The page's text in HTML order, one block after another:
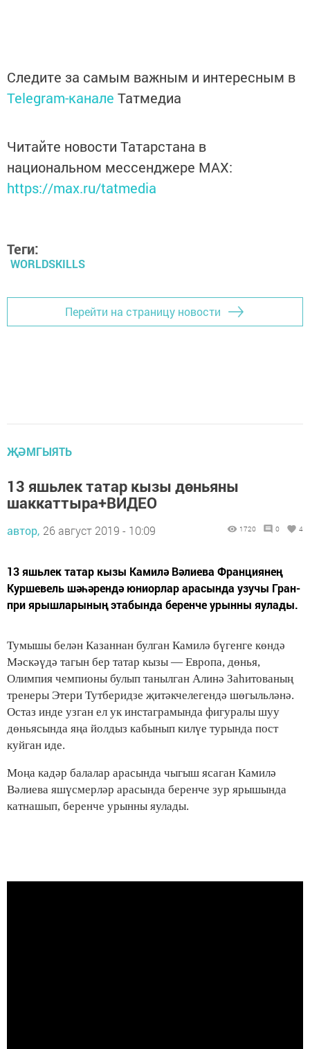
Следите за самым важным и интересным в
Telegram-канале Татмедиа
Читайте новости Татарстана в
национальном мессенджере MАХ:
https://max.ru/tatmedia
Теги:
WORLDSKILLS
Перейти на страницу новости
ҖӘМГЫЯТЬ
13 яшьлек татар кызы дөньяны
шаккаттыра+ВИДЕО
автор, 26 август 2019 - 10:09 1720 0 4
13 яшьлек татар кызы Камилә Вәлиева Франциянең
Куршевель шәһәрендә юниорлар арасында узучы Гран-
при ярышларының этабында беренче урынны яулады.
Тумышы белән Казаннан булган Камилә бүгенге көндә
Мәскәүдә тагын бер татар кызы — Европа, дөнья,
Олимпия чемпионы булып танылган Алинә Заһитованың
тренеры Этери Тутберидзе җитәкчелегендә шөгыльләнә.
Остаз инде узган ел ук инстаграмында фигуралы шуу
дөньясында яңа йолдыз кабынып килүе турында пост
куйган иде.
Моңа кадәр балалар арасында чыгыш ясаган Камилә
Вәлиева яшүсмерләр арасында беренче зур ярышында
катнашып, беренче урынны яулады.